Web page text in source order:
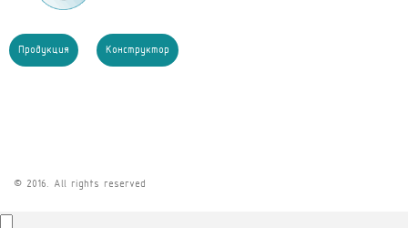
Продукция Конструктор
© 2016. All rights reserved